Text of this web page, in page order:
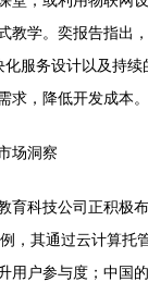
教学。奕报告指出
服务设计以及持
求，降低开发成本。
场洞察
育科技公司正积极
，其通过云计算托
用户参与度；中国